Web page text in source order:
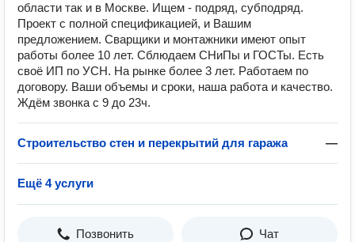
области так и в Москве. Ищем - подряд, субподряд.
Проект с полной спецификацией, и Вашим
предложением. Сварщики и монтажники имеют опыт
работы более 10 лет. Сблюдаем СНиПы и ГОСТы. Есть
своё ИП по УСН. На рынке более 3 лет. Работаем по
договору. Ваши объемы и сроки, наша работа и качество.
Ждём звонка с 9 до 23ч.
Строительство стен и перекрытий для гаража —
Ещё 4 услуги
Позвонить Чат